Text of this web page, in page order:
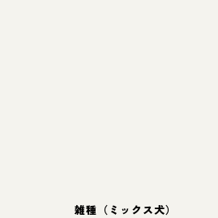
雑種（ミックス犬）